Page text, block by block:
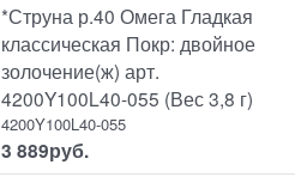
*Струна р.40 Омега Гладкая
классическая Покр: двойное
золочение(ж) арт.
4200Y100L40-055 (Вес 3,8 г)
4200Y100L40-055
3 889руб.